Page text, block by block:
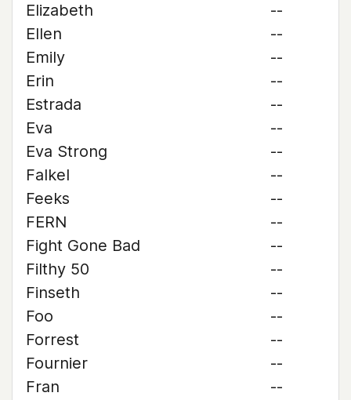
Elizabeth
--
Ellen
--
Emily
--
Erin
--
Estrada
--
Eva
--
Eva Strong
--
Falkel
--
Feeks
--
FERN
--
Fight Gone Bad
--
Filthy 50
--
Finseth
--
Foo
--
Forrest
--
Fournier
--
Fran
--